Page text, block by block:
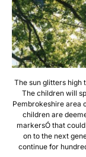
The sun glitters high
The children will
Pembrokeshire area
children are
markersÓ that
on to the next
continue for